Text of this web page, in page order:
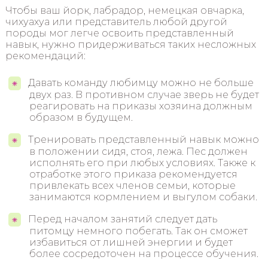
Чтобы ваш йорк, лабрадор, немецкая овчарка,
чихуахуа или представитель любой другой
породы мог легче освоить представленный
навык, нужно придерживаться таких несложных
рекомендаций:
Давать команду любимцу можно не больше
двух раз. В противном случае зверь не будет
реагировать на приказы хозяина должным
образом в будущем.
Тренировать представленный навык можно
в положении сидя, стоя, лежа. Пес должен
исполнять его при любых условиях. Также к
отработке этого приказа рекомендуется
привлекать всех членов семьи, которые
занимаются кормлением и выгулом собаки.
Перед началом занятий следует дать
питомцу немного побегать. Так он сможет
избавиться от лишней энергии и будет
более сосредоточен на процессе обучения.